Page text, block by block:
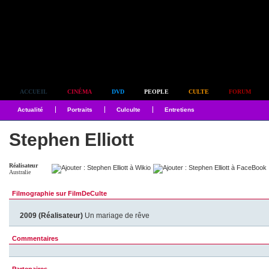
ACCUEIL CINÉMA DVD PEOPLE CULTE FORUM
Actualité Portraits Culculte Entretiens
Stephen Elliott
Réalisateur
Australie
Filmographie sur FilmDeCulte
2009 (Réalisateur) Un mariage de rêve
Commentaires